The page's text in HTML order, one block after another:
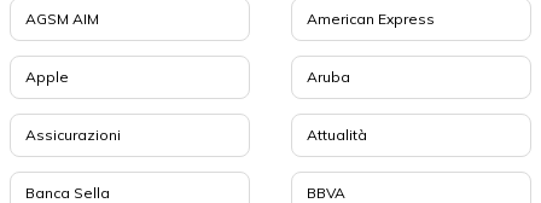
AGSM AIM American Express
Apple Aruba
Assicurazioni Attualità
Banca Sella BBVA